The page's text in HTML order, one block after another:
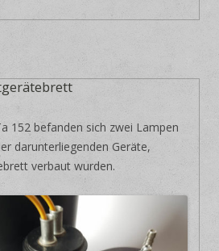
152 befanden sich zwei Lampen
darunterliegenden Geräte,
verbaut wurden.